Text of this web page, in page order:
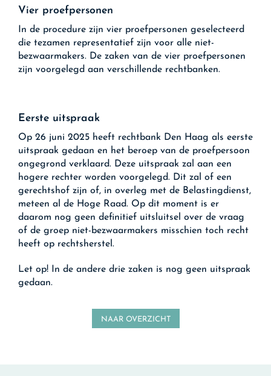
Vier proefpersonen
In de procedure zijn vier proefpersonen geselecteerd
die tezamen representatief zijn voor alle niet-
bezwaarmakers. De zaken van de vier proefpersonen
zijn voorgelegd aan verschillende rechtbanken.
Eerste uitspraak
Op 26 juni 2025 heeft rechtbank Den Haag als eerste
uitspraak gedaan en het beroep van de proefpersoon
ongegrond verklaard. Deze uitspraak zal aan een
hogere rechter worden voorgelegd. Dit zal of een
gerechtshof zijn of, in overleg met de Belastingdienst,
meteen al de Hoge Raad. Op dit moment is er
daarom nog geen definitief uitsluitsel over de vraag
of de groep niet-bezwaarmakers misschien toch recht
heeft op rechtsherstel.
Let op! In de andere drie zaken is nog geen uitspraak
gedaan.
NAAR OVERZICHT